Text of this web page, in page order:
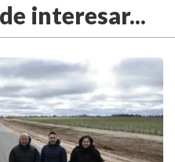
interesar...